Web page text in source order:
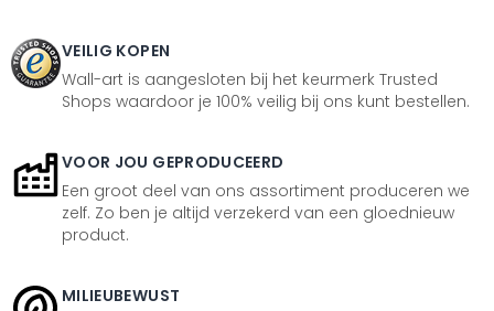
VEILIG KOPEN
Wall-art is aangesloten bij het keurmerk Trusted
Shops waardoor je 100% veilig bij ons kunt bestellen.
VOOR JOU GEPRODUCEERD
Een groot deel van ons assortiment produceren we
zelf. Zo ben je altijd verzekerd van een gloednieuw
product.
MILIEUBEWUST